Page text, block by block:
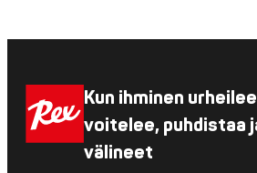
Kun ihminen
voitelee, puhdistaa
välineet